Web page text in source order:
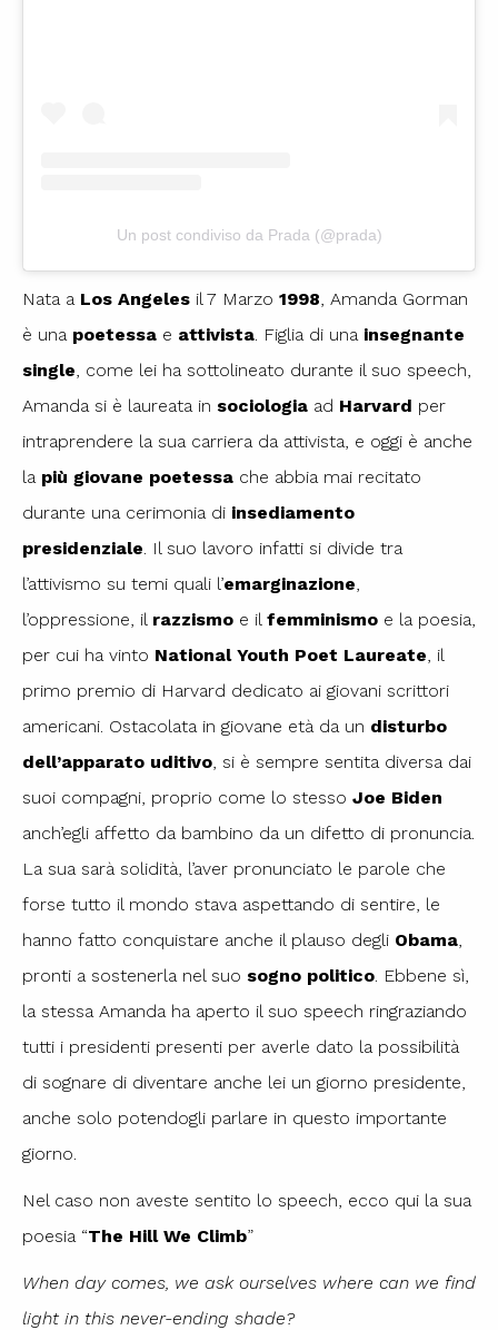
Un post condiviso da Prada (@prada)
Nata a Los Angeles il 7 Marzo 1998 , Amanda Gorman
è una poetessa e attivista . Figlia di una insegnante
single , come lei ha sottolineato durante il suo speech,
Amanda si è laureata in sociologia ad Harvard per
intraprendere la sua carriera da attivista, e oggi è anche
la più giovane poetessa che abbia mai recitato
durante una cerimonia di insediamento
presidenziale . Il suo lavoro infatti si divide tra
l’attivismo su temi quali l’emarginazione
l’oppressione, il razzismo e il femminismo e la poesia,
per cui ha vinto National Youth Poet Laureate , il
primo premio di Harvard dedicato ai giovani scrittori
americani. Ostacolata in giovane età da un disturbo
dell’apparato uditivo , si è sempre sentita diversa dai
suoi compagni, proprio come lo stesso Joe Biden
anch’egli affetto da bambino da un difetto di pronuncia.
La sua sarà solidità, l’aver pronunciato le parole che
forse tutto il mondo stava aspettando di sentire, le
hanno fatto conquistare anche il plauso degli Obama
pronti a sostenerla nel suo sogno politico . Ebbene sì,
la stessa Amanda ha aperto il suo speech ringraziando
tutti i presidenti presenti per averle dato la possibilità
di sognare di diventare anche lei un giorno presidente,
anche solo potendogli parlare in questo importante
giorno.
Nel caso non aveste sentito lo speech, ecco qui la sua
poesia “The Hill We Climb”
When day comes, we ask ourselves where can we find
light in this never-ending shade?